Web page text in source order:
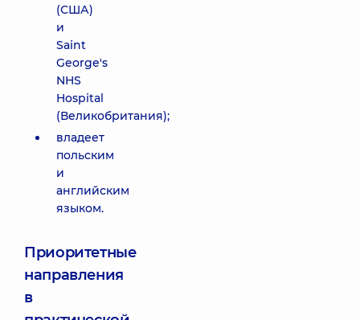
(США)
и
Saint
George's
NHS
Hospital
(Великобритания);
владеет
польским
и
английским
языком.
Приоритетные
направления
в